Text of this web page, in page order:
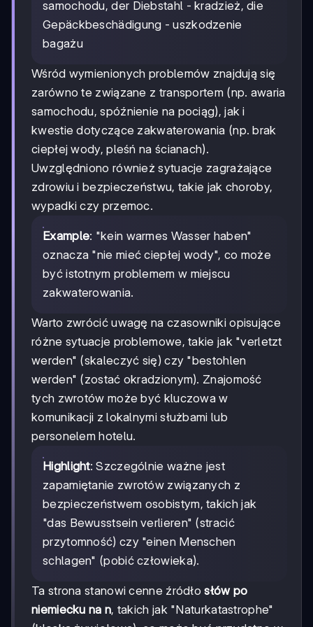
samochodu, der Diebstahl - kradzież, die
Gepäckbeschädigung - uszkodzenie
bagażu
Wśród wymienionych problemów znajdują się
zarówno te związane z transportem (np. awaria
samochodu, spóźnienie na pociąg), jak i
kwestie dotyczące zakwaterowania (np. brak
ciepłej wody, pleśń na ścianach).
Uwzględniono również sytuacje zagrażające
zdrowiu i bezpieczeństwu, takie jak choroby,
wypadki czy przemoc.
Example: "kein warmes Wasser haben"
oznacza "nie mieć ciepłej wody", co może
być istotnym problemem w miejscu
zakwaterowania.
Warto zwrócić uwagę na czasowniki opisujące
różne sytuacje problemowe, takie jak "verletzt
werden" (skaleczyć się) czy "bestohlen
werden" (zostać okradzionym). Znajomość
tych zwrotów może być kluczowa w
komunikacji z lokalnymi służbami lub
personelem hotelu.
Highlight: Szczególnie ważne jest
zapamiętanie zwrotów związanych z
bezpieczeństwem osobistym, takich jak
"das Bewusstsein verlieren" (stracić
przytomność) czy "einen Menschen
schlagen" (pobić człowieka).
Ta strona stanowi cenne źródłosłów po
niemiecku na n, takich jak "Naturkatastrophe"